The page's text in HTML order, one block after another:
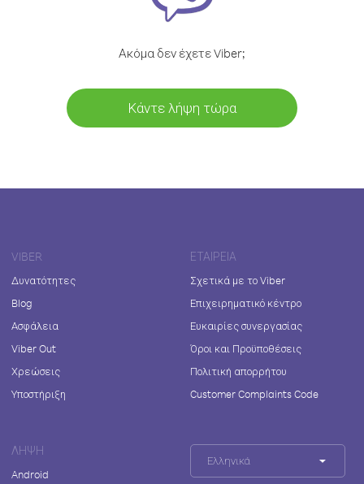
Ακόμα δεν έχετε Viber;
Κάντε λήψη τώρα
VIBER
Δυνατότητες
Blog
Ασφάλεια
Viber Out
Χρεώσεις
Υποστήριξη
ΕΤΑΙΡΕΊΑ
Σχετικά με το Viber
Επιχειρηματικό κέντρο
Ευκαιρίες συνεργασίας
Όροι και Προϋποθέσεις
Πολιτική απορρήτου
Customer Complaints Code
ΛΉΨΗ
Android
Ελληνικά